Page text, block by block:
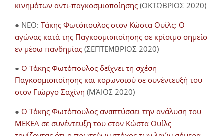
κινημάτων αντι-παγκοσμιοποίησης (ΟΚΤΩΒΡΙΟΣ 2020)
● NEO: Τάκης Φωτόπουλος στον Κώστα Ουίλς: Ο
αγώνας κατά της Παγκοσμιοποίησης σε κρίσιμο σημείο
εν μέσω πανδημίας (ΣΕΠΤΕΜΒΡΙΟΣ 2020)
● Ο Τάκης Φωτόπουλος δείχνει τη σχέση
Παγκοσμιοποίησης και κορωνοϊού σε συνέντευξή του
στον Γιώργο Σαχίνη (ΜΆΙΟΣ 2020)
● O Τάκης Φωτόπουλος αναπτύσσει την ανάλυση του
ΜΕΚΕΑ σε συνέντευξη του στον Κώστα Ουίλς